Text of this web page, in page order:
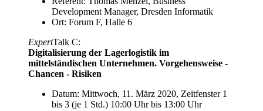
Development Manager, Dresden Informatik
Ort: Forum F, Halle 6
ExpertTalk C:
Digitalisierung der Lagerlogistik im
mittelständischen Unternehmen. Vorgehensweise -
Chancen - Risiken
Datum: Mittwoch, 11. März 2020, Zeitfenster 1
bis 3 (je 1 Std.) 10:00 Uhr bis 13:00 Uhr